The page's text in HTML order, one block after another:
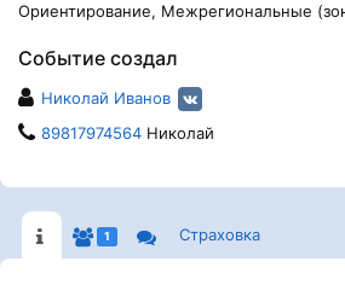
Ориентирование, Межрегиональные
Событие создал
Николай Иванов
89817974564 Николай
1 Страховка